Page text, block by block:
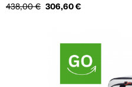
Tavahind
438,00 € Hind
306,60 €